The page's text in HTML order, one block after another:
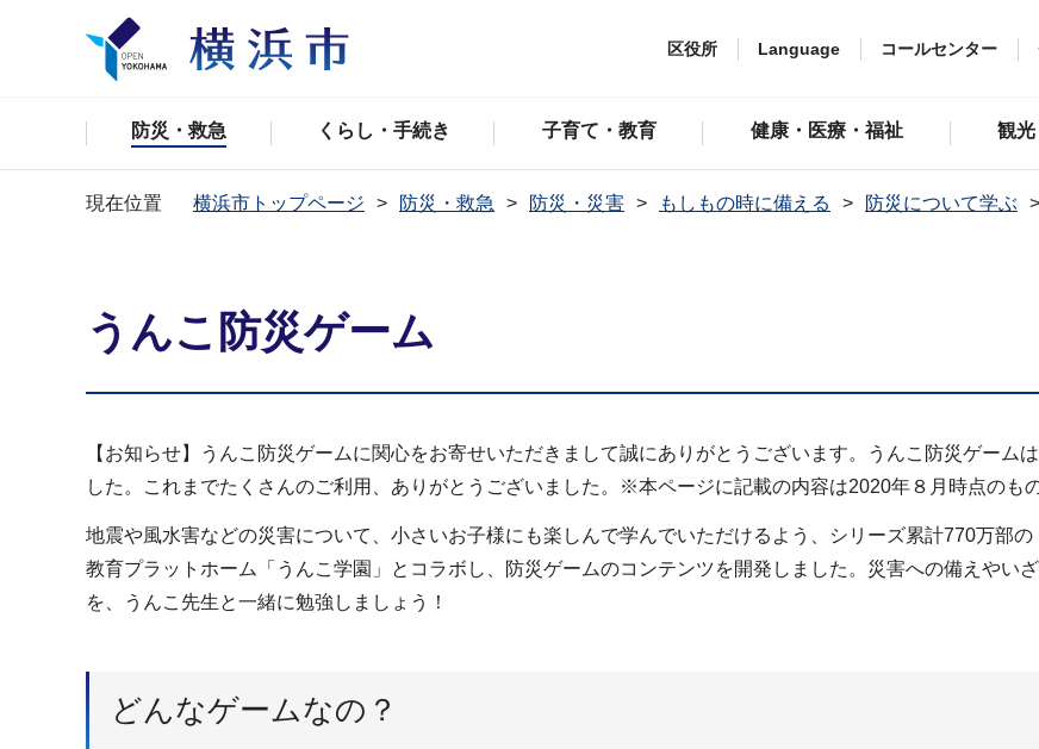
区役所 Language コールセンター
防災・救急 くらし・手続き 子育て・教育 健康・医療・福祉 観光
現在位置 横浜市トップページ 防災・救急 防災・災害 もしもの時に備える 防災について学ぶ
うんこ防災ゲーム
【お知らせ】うんこ防災ゲームに関心をお寄せいただきまして誠にありがとうございます。うんこ防災ゲーム
した。これまでたくさんのご利用、ありがとうございました。※本ページに記載の内容は2020年８月時点のも
地震や風水害などの災害について、小さいお子様にも楽しんで学んでいただけるよう、シリーズ累計770万部
教育プラットホーム「うんこ学園」とコラボし、防災ゲームのコンテンツを開発しました。災害への備えやい
を、うんこ先生と一緒に勉強しましょう！
どんなゲームなの？